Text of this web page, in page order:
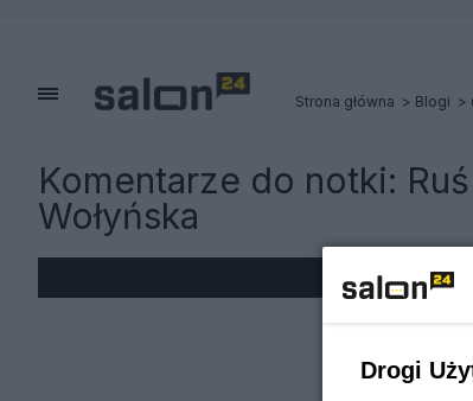
Strona główna Blogi
Komentarze do notki:
Wołyńska
Drogi